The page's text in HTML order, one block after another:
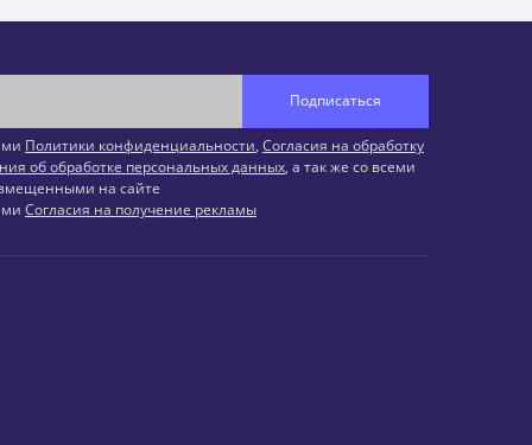
Подписаться
Политики конфиденциальности, Согласия на обработку
об обработке персональных данных, а так же со всеми
на сайте
Согласия на получение рекламы